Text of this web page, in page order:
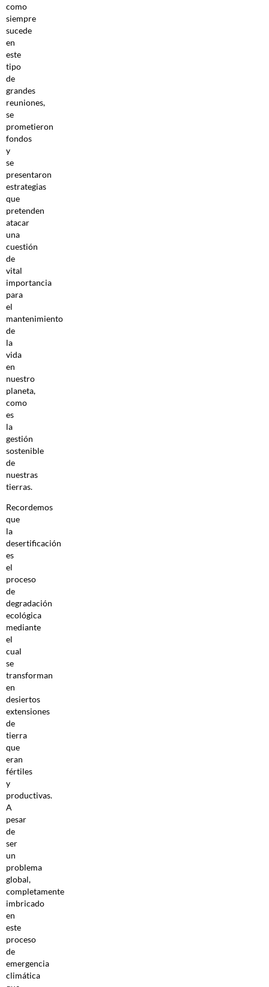
como
siempre
sucede
en
este
tipo
de
grandes
reuniones,
se
prometieron
fondos
y
se
presentaron
estrategias
que
pretenden
atacar
una
cuestión
de
vital
importancia
para
el
mantenimiento
de
la
vida
en
nuestro
planeta,
como
es
la
gestión
sostenible
de
nuestras
tierras.
Recordemos
que
la
desertificación
es
el
proceso
de
degradación
ecológica
mediante
el
cual
se
transforman
en
desiertos
extensiones
de
tierra
que
eran
fértiles
y
productivas.
A
pesar
de
ser
un
problema
global,
completamente
imbricado
en
este
proceso
de
emergencia
climática